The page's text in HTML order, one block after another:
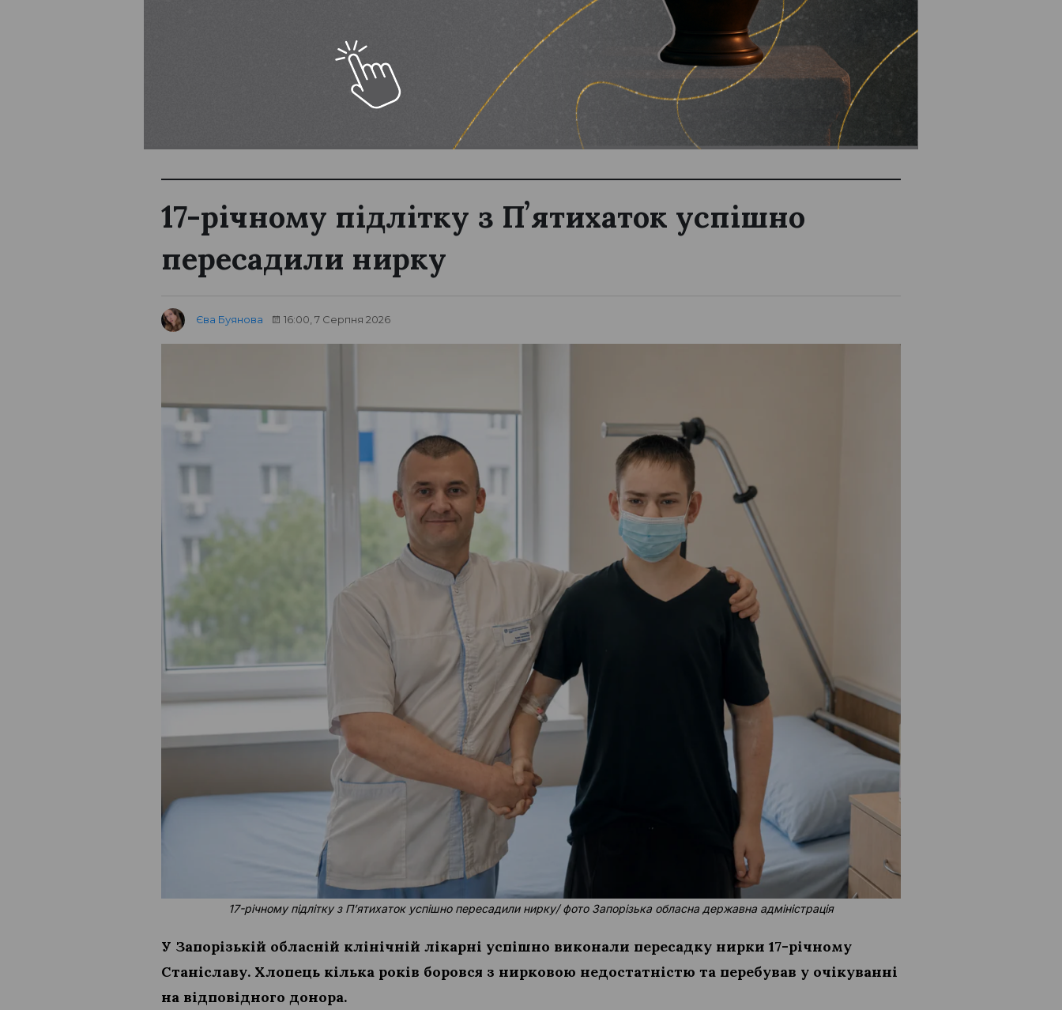
17-річному підлітку з Пʼятихаток успішно
пересадили нирку
Єва Буянова 16:00, 7 Серпня 2026
17-річному підлітку з Пʼятихаток успішно пересадили нирку/ фото Запорізька обласна державна адміністрація
У Запорізькій обласній клінічній лікарні успішно виконали пересадку нирки 17-річному
Станіславу. Хлопець кілька років боровся з нирковою недостатністю та перебував у очікуванні
на відповідного донора.